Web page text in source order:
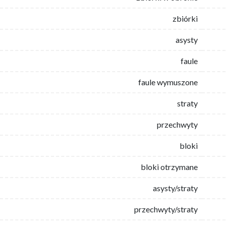
zbiórki
asysty
faule
faule wymuszone
straty
przechwyty
bloki
bloki otrzymane
asysty/straty
przechwyty/straty